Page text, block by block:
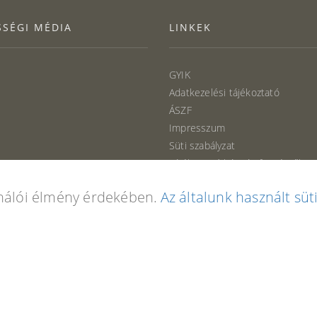
MÉDIA LINKEK
GYIK
Adatkezelési tájékoztató
ÁSZF
Impresszum
Süti szabályzat
Tájékoztató kártyás fizetésről
élmény érdekében. Az általunk használt